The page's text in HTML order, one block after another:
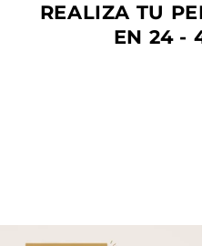
REALIZA TU
EN 24 -